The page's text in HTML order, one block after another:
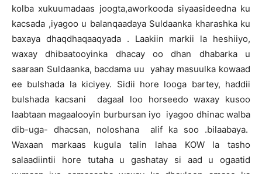
kolba xukuumadaas joogta,aworkooda siyaasideedna ku
kacsada ,iyagoo u balanqaadaya Suldaanka kharashka ku
baxaya dhaqdhaqaaqyada . Laakiin markii la heshiiyo,
waxay dhibaatooyinka dhacay oo dhan dhabarka u
saaraan Suldaanka, bacdama uu yahay masuulka kowaad
ee bulshada la kiciyey. Sidii hore looga bartey, haddii
bulshada kacsani dagaal loo horseedo waxay kusoo
laabtaan magaalooyin burbursan iyo iyagoo dhinac walba
dib-uga- dhacsan, noloshana alif ka soo .bilaabaya.
Waxaan markaas kugula talin lahaa KOW la tasho
salaadiintii hore tutaha u gashatay si aad u ogaatid